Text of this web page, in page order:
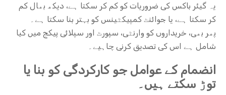
یہ گیئر باکس کی ضروریات کو کم کر سکتا ہے، دیکھ بھال کم
کر سکتا ہے، یا جوائنٹ کمپیکٹینس کو بہتر بنا سکتا ہے۔
پھر بھی، خریداروں کو وارنٹی، سپورٹ اور سپلائی پیکج میں کیا
شامل ہے اس کی تصدیق کرنی چاہیے۔
انضمام کے عوامل جو کارکردگی کو بنا یا
توڑ سکتے ہیں۔